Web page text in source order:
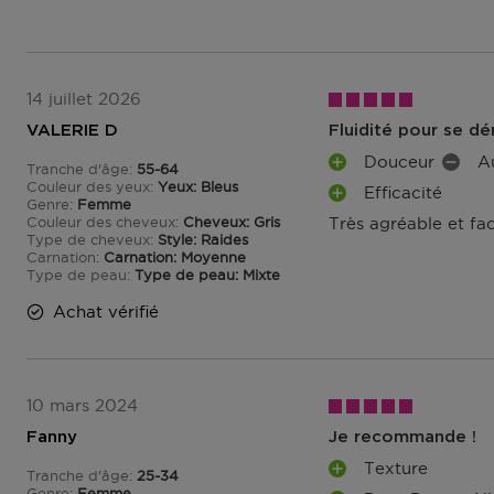
Après réception de votre commande, vous disposez de
supplémentaire de 14 jours pour retourner les produits.
Échange ou retour en magasin
ous pouvez également retourner ou échanger le produit
chez vous. Vous n’avez pas besoin de remplir un
Veuillez apporter votre confirmation de commande
Accédez à plus d’informations et à la FAQ sur les
D'autres questions sur la commande ? Vous pouvez le
14 juillet 2026
Fluidité pour se
Très agréable et
A
V
A
Douceur
A
V
E
Efficacité
I
S
VALERIE D
Tranche d'âge
De 55 à 64
55-64
Couleur des yeux Yeux: Bleus
Genre
Femme
Couleur des cheveux Cheveux: Gris
Type de cheveux Style: Raides
Carnation
Carnation: Moyenne
Type de peau Type de peau: Mixte
Achat vérifié
10 mars 2024
Je recommande !
A
Texture
Fanny
Tranche d'âge
De 25 à 34
25-34